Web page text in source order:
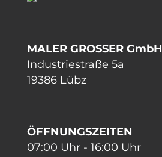
MALER GROSSER GmbH
Industriestraße 5a
19386 Lübz
ÖFFNUNGSZEITEN
07:00 Uhr - 16:00 Uhr